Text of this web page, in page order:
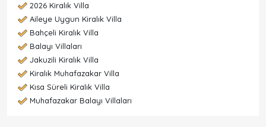
2026 Kiralık Villa
Aileye Uygun Kiralık Villa
Bahçeli Kiralık Villa
Balayı Villaları
Jakuzili Kiralık Villa
Kiralık Muhafazakar Villa
Kısa Süreli Kiralık Villa
Muhafazakar Balayı Villaları